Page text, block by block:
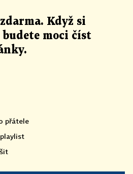
zdarma. Když si
moci číst
.
přátele